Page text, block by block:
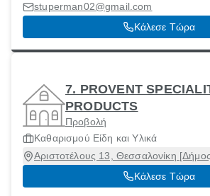
stuperman02@gmail.com
Κάλεσε Τώρα
7. PROVENT
PRODUCTS
Προβολή
Καθαρισμού Είδη και Υλικά
Αριστοτέλους 13, Θεσσαλονίκη
Κάλεσε Τώρα